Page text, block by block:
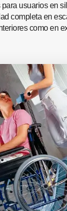
usuarios en
completa en
como en